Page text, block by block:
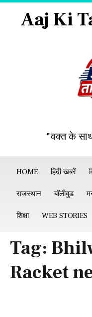
Aaj Ki
"वक्त के
HOME हिंदी खबरें
राजस्थान बॉलीवुड
शिक्षा WEB STORIES
Tag:
Racket